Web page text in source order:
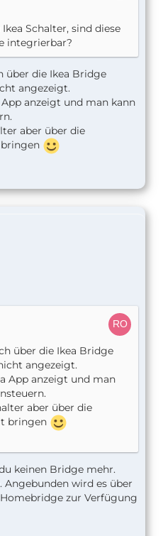
Schalter, sind diese
integrierbar?
über die Ikea Bridge
angezeigt.
anzeigt und man kann
aber über die
über die Ikea Bridge
angezeigt.
App anzeigt und man
aber über die
bringen
keinen Bridge mehr.
Angebunden wird es über
zur Verfügung